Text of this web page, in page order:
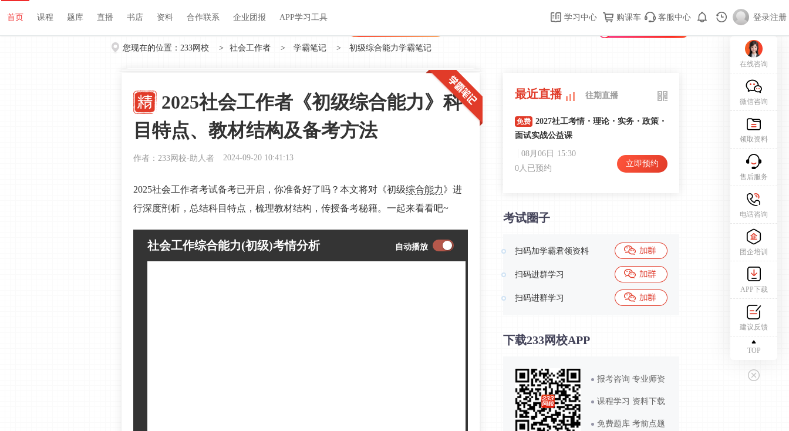
首页 课程 题库 直播 书店 资料 关于我们 帮助中心 购课车 登录/注册
首页 课程 题库 直播 书店 资料 合作联系 企业团报 APP学习工具 学习中心 购课车 客服中心 登录|注册
您现在的位置： 233网校 > 社会工作者 > 学霸笔记 > 初级综合能力学霸笔记
2025社会工作者《初级综合能力》科
目特点、教材结构及备考方法
作者：233网校-助人者 2024-09-20 10:41:13
2025社会工作者考试备考已开启，你准备好了吗？本文将对《初级综合能力》进
行深度剖析，总结科目特点，梳理教材结构，传授备考秘籍。一起来看看吧~
社会工作综合能力(初级)考情分析 自动播放
最近直播 往期直播
免费 2027社工考情・理论・实务・政策・
面试实战公益课
08月06日 15:30
0人已预约
立即预约
呼和 08月13日
考试圈子
扫码加学霸君领资料
扫码进群学习
扫码进群学习
下载233网校APP
报考咨询 专业师资
课程学习 资料下载
免费题库 考前点题
在线咨询
微信咨询
领取资料
售后服务
电话咨询
团企培训
APP下载
建议反馈
TOP